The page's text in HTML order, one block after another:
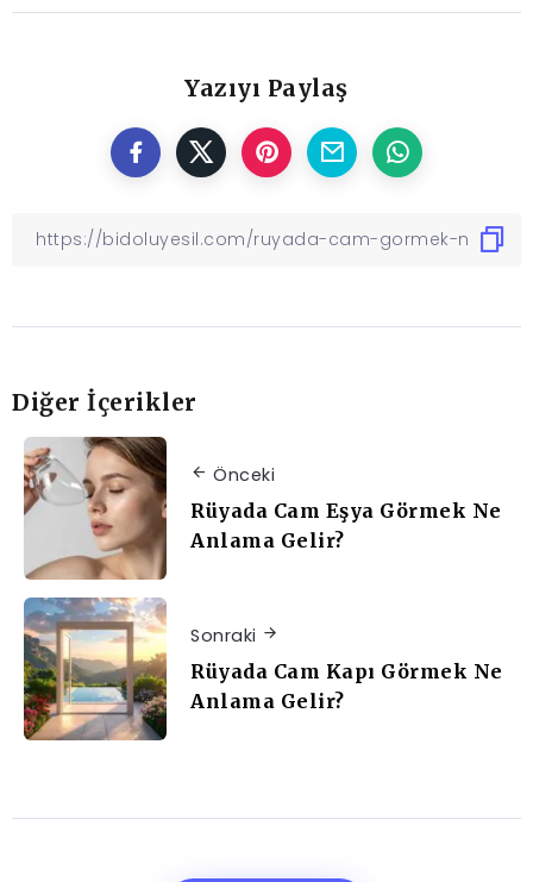
Yazıyı Paylaş
Diğer İçerikler
Önceki
Rüyada Cam Eşya Görmek Ne
Anlama Gelir?
Sonraki
Rüyada Cam Kapı Görmek Ne
Anlama Gelir?